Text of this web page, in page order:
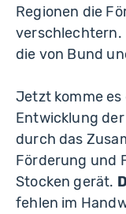
Regionen die
verschlechtern.
die von Bund
Jetzt komme es
Entwicklung
durch das
Förderung und
Stocken gerät.
fehlen im